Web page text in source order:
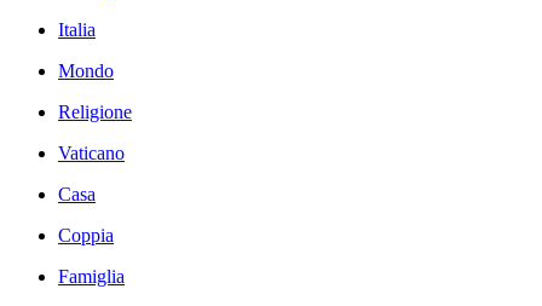
Italia
Mondo
Religione
Vaticano
Casa
Coppia
Famiglia